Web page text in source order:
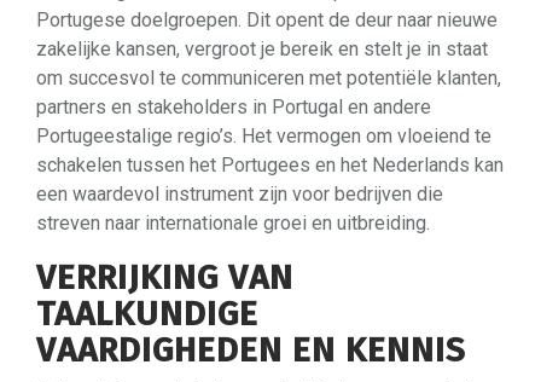
Portugese doelgroepen. Dit opent de deur naar nieuwe
zakelijke kansen, vergroot je bereik en stelt je in staat
om succesvol te communiceren met potentiële klanten,
partners en stakeholders in Portugal en andere
Portugeestalige regio’s. Het vermogen om vloeiend te
schakelen tussen het Portugees en het Nederlands kan
een waardevol instrument zijn voor bedrijven die
streven naar internationale groei en uitbreiding.
VERRIJKING VAN
TAALKUNDIGE
VAARDIGHEDEN EN KENNIS